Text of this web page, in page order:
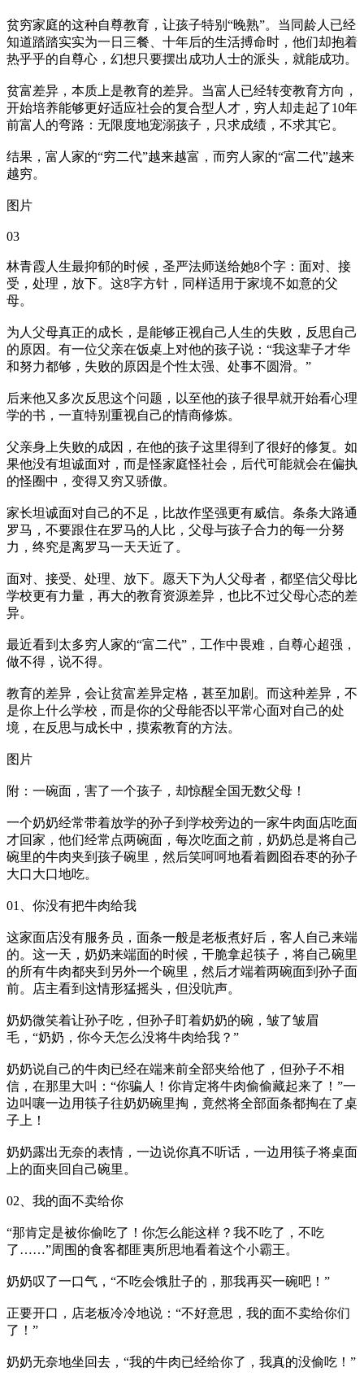
贫穷家庭的这种自尊教育，让孩子特别“晚熟”。当同龄人已经
知道踏踏实实为一日三餐、十年后的生活搏命时，他们却抱着
热乎乎的自尊心，幻想只要摆出成功人士的派头，就能成功。
贫富差异，本质上是教育的差异。当富人已经转变教育方向，
开始培养能够更好适应社会的复合型人才，穷人却走起了10年
前富人的弯路：无限度地宠溺孩子，只求成绩，不求其它。
结果，富人家的“穷二代”越来越富，而穷人家的“富二代”越来
越穷。
图片
03
林青霞人生最抑郁的时候，圣严法师送给她8个字：面对、接
受，处理，放下。这8字方针，同样适用于家境不如意的父
母。
为人父母真正的成长，是能够正视自己人生的失败，反思自己
的原因。有一位父亲在饭桌上对他的孩子说：“我这辈子才华
和努力都够，失败的原因是个性太强、处事不圆滑。”
后来他又多次反思这个问题，以至他的孩子很早就开始看心理
学的书，一直特别重视自己的情商修炼。
父亲身上失败的成因，在他的孩子这里得到了很好的修复。如
果他没有坦诚面对，而是怪家庭怪社会，后代可能就会在偏执
的怪圈中，变得又穷又骄傲。
家长坦诚面对自己的不足，比故作坚强更有威信。条条大路通
罗马，不要跟住在罗马的人比，父母与孩子合力的每一分努
力，终究是离罗马一天天近了。
面对、接受、处理、放下。愿天下为人父母者，都坚信父母比
学校更有力量，再大的教育资源差异，也比不过父母心态的差
异。
最近看到太多穷人家的“富二代”，工作中畏难，自尊心超强，
做不得，说不得。
教育的差异，会让贫富差异定格，甚至加剧。而这种差异，不
是你上什么学校，而是你的父母能否以平常心面对自己的处
境，在反思与成长中，摸索教育的方法。
图片
附：一碗面，害了一个孩子，却惊醒全国无数父母！
一个奶奶经常带着放学的孙子到学校旁边的一家牛肉面店吃面
才回家，他们经常点两碗面，每次吃面之前，奶奶总是将自己
碗里的牛肉夹到孩子碗里，然后笑呵呵地看着囫囵吞枣的孙子
大口大口地吃。
01、你没有把牛肉给我
这家面店没有服务员，面条一般是老板煮好后，客人自己来端
的。这一天，奶奶来端面的时候，干脆拿起筷子，将自己碗里
的所有牛肉都夹到另外一个碗里，然后才端着两碗面到孙子面
前。店主看到这情形猛摇头，但没吭声。
奶奶微笑着让孙子吃，但孙子盯着奶奶的碗，皱了皱眉
毛，“奶奶，你今天怎么没将牛肉给我？”
奶奶说自己的牛肉已经在端来前全部夹给他了，但孙子不相
信，在那里大叫：“你骗人！你肯定将牛肉偷偷藏起来了！”一
边叫嚷一边用筷子往奶奶碗里掏，竟然将全部面条都掏在了桌
子上！
奶奶露出无奈的表情，一边说你真不听话，一边用筷子将桌面
上的面夹回自己碗里。
02、我的面不卖给你
“那肯定是被你偷吃了！你怎么能这样？我不吃了，不吃
了……”周围的食客都匪夷所思地看着这个小霸王。
奶奶叹了一口气，“不吃会饿肚子的，那我再买一碗吧！”
正要开口，店老板冷冷地说：“不好意思，我的面不卖给你们
了！”
奶奶无奈地坐回去，“我的牛肉已经给你了，我真的没偷吃！”